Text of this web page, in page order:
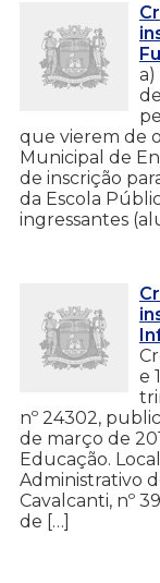
a)
que vierem de
Municipal de
de inscrição
da Escola
ingressantes
e
nº 24302,
de março de
Educação.
Administrativo
Cavalcanti, nº
de […]